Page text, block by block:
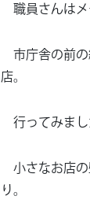
職員さんはメ
市庁舎の前の
店。
行ってみまし
小さなお店の
り。